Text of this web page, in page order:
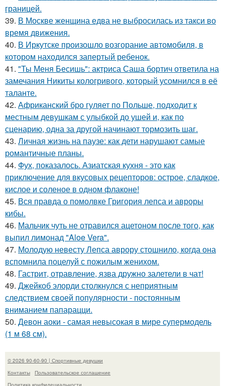
границей.
39. В Москве женщина едва не выбросилась из такси во
время движения.
40. В Иркутске произошло возгорание автомобиля, в
котором находился запертый ребенок.
41. "Ты Меня Бесишь": актриса Саша бортич ответила на
замечания Никиты кологривого, который усомнился в её
таланте.
42. Африканский бро гуляет по Польше, подходит к
местным девушкам с улыбкой до ушей и, как по
сценарию, одна за другой начинают тормозить шаг.
43. Личная жизнь на паузе: как дети нарушают самые
романтичные планы.
44. Фух, показалось. Азиатская кухня - это как
приключение для вкусовых рецепторов: острое, сладкое,
кислое и соленое в одном флаконе!
45. Вся правда о помолвке Григория лепса и авроры
кибы.
46. Мальчик чуть не отравился ацетоном после того, как
выпил лимонад "Aloe Vera".
47. Молодую невесту Лепса аврору стошнило, когда она
вспомнила поцелуй с пожилым женихом.
48. Гастрит, отравление, язва дружно залетели в чат!
49. Джейкоб элорди столкнулся с неприятным
следствием своей популярности - постоянным
вниманием папарацци.
50. Девон аоки - самая невысокая в мире супермодель
(1 м 68 см).
© 2026 90-60-90 | Спортивные девушки
Контакты
Пользовательское соглашение
Политика конфидециальности